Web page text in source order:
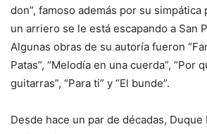
don”, famoso además por su simpática
un arriero se le está escapando a San
Algunas obras de su autoría fueron
Patas”, “Melodía en una cuerda”, “Por
guitarras”, “Para ti” y “El bunde”.
Desde hace un par de décadas, Duque